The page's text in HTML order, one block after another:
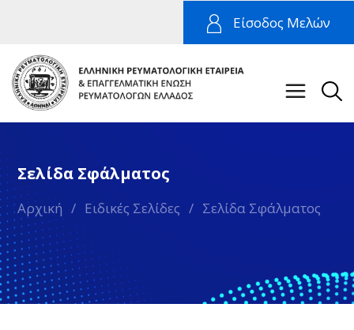
Είσοδος Μελών
Σελίδα Σφάλματος
Αρχική / Ειδικές Σελίδες / Σελίδα Σφάλματος